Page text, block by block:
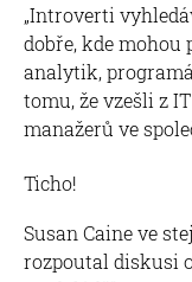
„Introverti
dobře, kde
analytik,
tomu, že vzešli z
manažerů ve
Ticho!
Susan Caine ve
rozpoutal diskusi